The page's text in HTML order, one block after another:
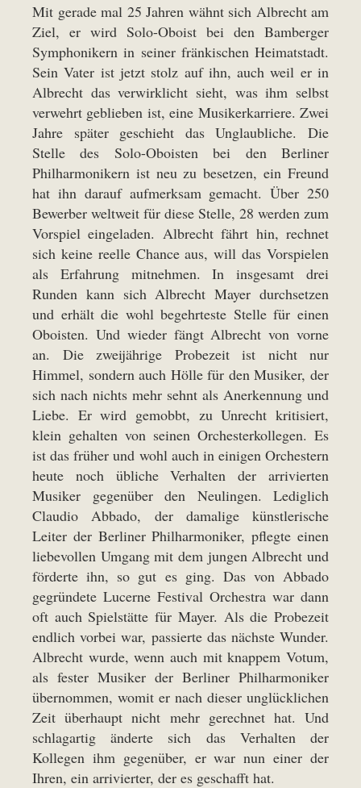
Mit gerade mal 25 Jahren wähnt sich Albrecht am
Ziel, er wird Solo-Oboist bei den Bamberger
Symphonikern in seiner fränkischen Heimatstadt.
Sein Vater ist jetzt stolz auf ihn, auch weil er in
Albrecht das verwirklicht sieht, was ihm selbst
verwehrt geblieben ist, eine Musikerkarriere. Zwei
Jahre später geschieht das Unglaubliche. Die
Stelle des Solo-Oboisten bei den Berliner
Philharmonikern ist neu zu besetzen, ein Freund
hat ihn darauf aufmerksam gemacht. Über 250
Bewerber weltweit für diese Stelle, 28 werden zum
Vorspiel eingeladen. Albrecht fährt hin, rechnet
sich keine reelle Chance aus, will das Vorspielen
als Erfahrung mitnehmen. In insgesamt drei
Runden kann sich Albrecht Mayer durchsetzen
und erhält die wohl begehrteste Stelle für einen
Oboisten. Und wieder fängt Albrecht von vorne
an. Die zweijährige Probezeit ist nicht nur
Himmel, sondern auch Hölle für den Musiker, der
sich nach nichts mehr sehnt als Anerkennung und
Liebe. Er wird gemobbt, zu Unrecht kritisiert,
klein gehalten von seinen Orchesterkollegen. Es
ist das früher und wohl auch in einigen Orchestern
heute noch übliche Verhalten der arrivierten
Musiker gegenüber den Neulingen. Lediglich
Claudio Abbado, der damalige künstlerische
Leiter der Berliner Philharmoniker, pflegte einen
liebevollen Umgang mit dem jungen Albrecht und
förderte ihn, so gut es ging. Das von Abbado
gegründete Lucerne Festival Orchestra war dann
oft auch Spielstätte für Mayer. Als die Probezeit
endlich vorbei war, passierte das nächste Wunder.
Albrecht wurde, wenn auch mit knappem Votum,
als fester Musiker der Berliner Philharmoniker
übernommen, womit er nach dieser unglücklichen
Zeit überhaupt nicht mehr gerechnet hat. Und
schlagartig änderte sich das Verhalten der
Kollegen ihm gegenüber, er war nun einer der
Ihren, ein arrivierter, der es geschafft hat.